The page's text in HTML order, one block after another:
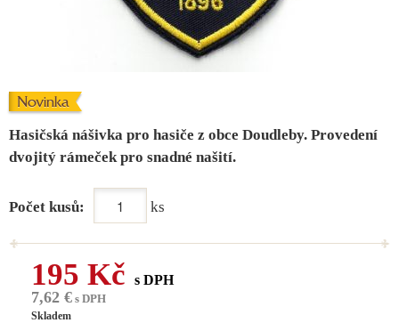
Novinka
Hasičská nášivka pro hasiče z obce Doudleby. Provedení
dvojitý rámeček pro snadné našití.
Počet kusů: ks
195 Kč s DPH
7,62 € s DPH
Skladem